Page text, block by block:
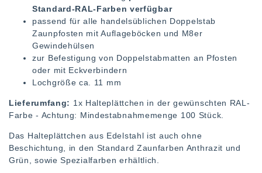
Standard-RAL-Farben verfügbar
passend für alle handelsüblichen Doppelstab
Zaunpfosten mit Auflageböcken und M8er
Gewindehülsen
zur Befestigung von Doppelstabmatten an Pfosten
oder mit Eckverbindern
Lochgröße ca. 11 mm
Lieferumfang: 1x Halteplättchen in der gewünschten RAL-
Farbe - Achtung: Mindestabnahmemenge 100 Stück.
Das Halteplättchen aus Edelstahl ist auch ohne
Beschichtung, in den Standard Zaunfarben Anthrazit und
Grün, sowie Spezialfarben erhältlich.